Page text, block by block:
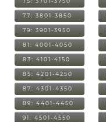
77: 3801-3850
79: 3901-3950
81: 4001-4050
83: 4101-4150
85: 4201-4250
87: 4301-4350
89: 4401-4450
91: 4501-4550